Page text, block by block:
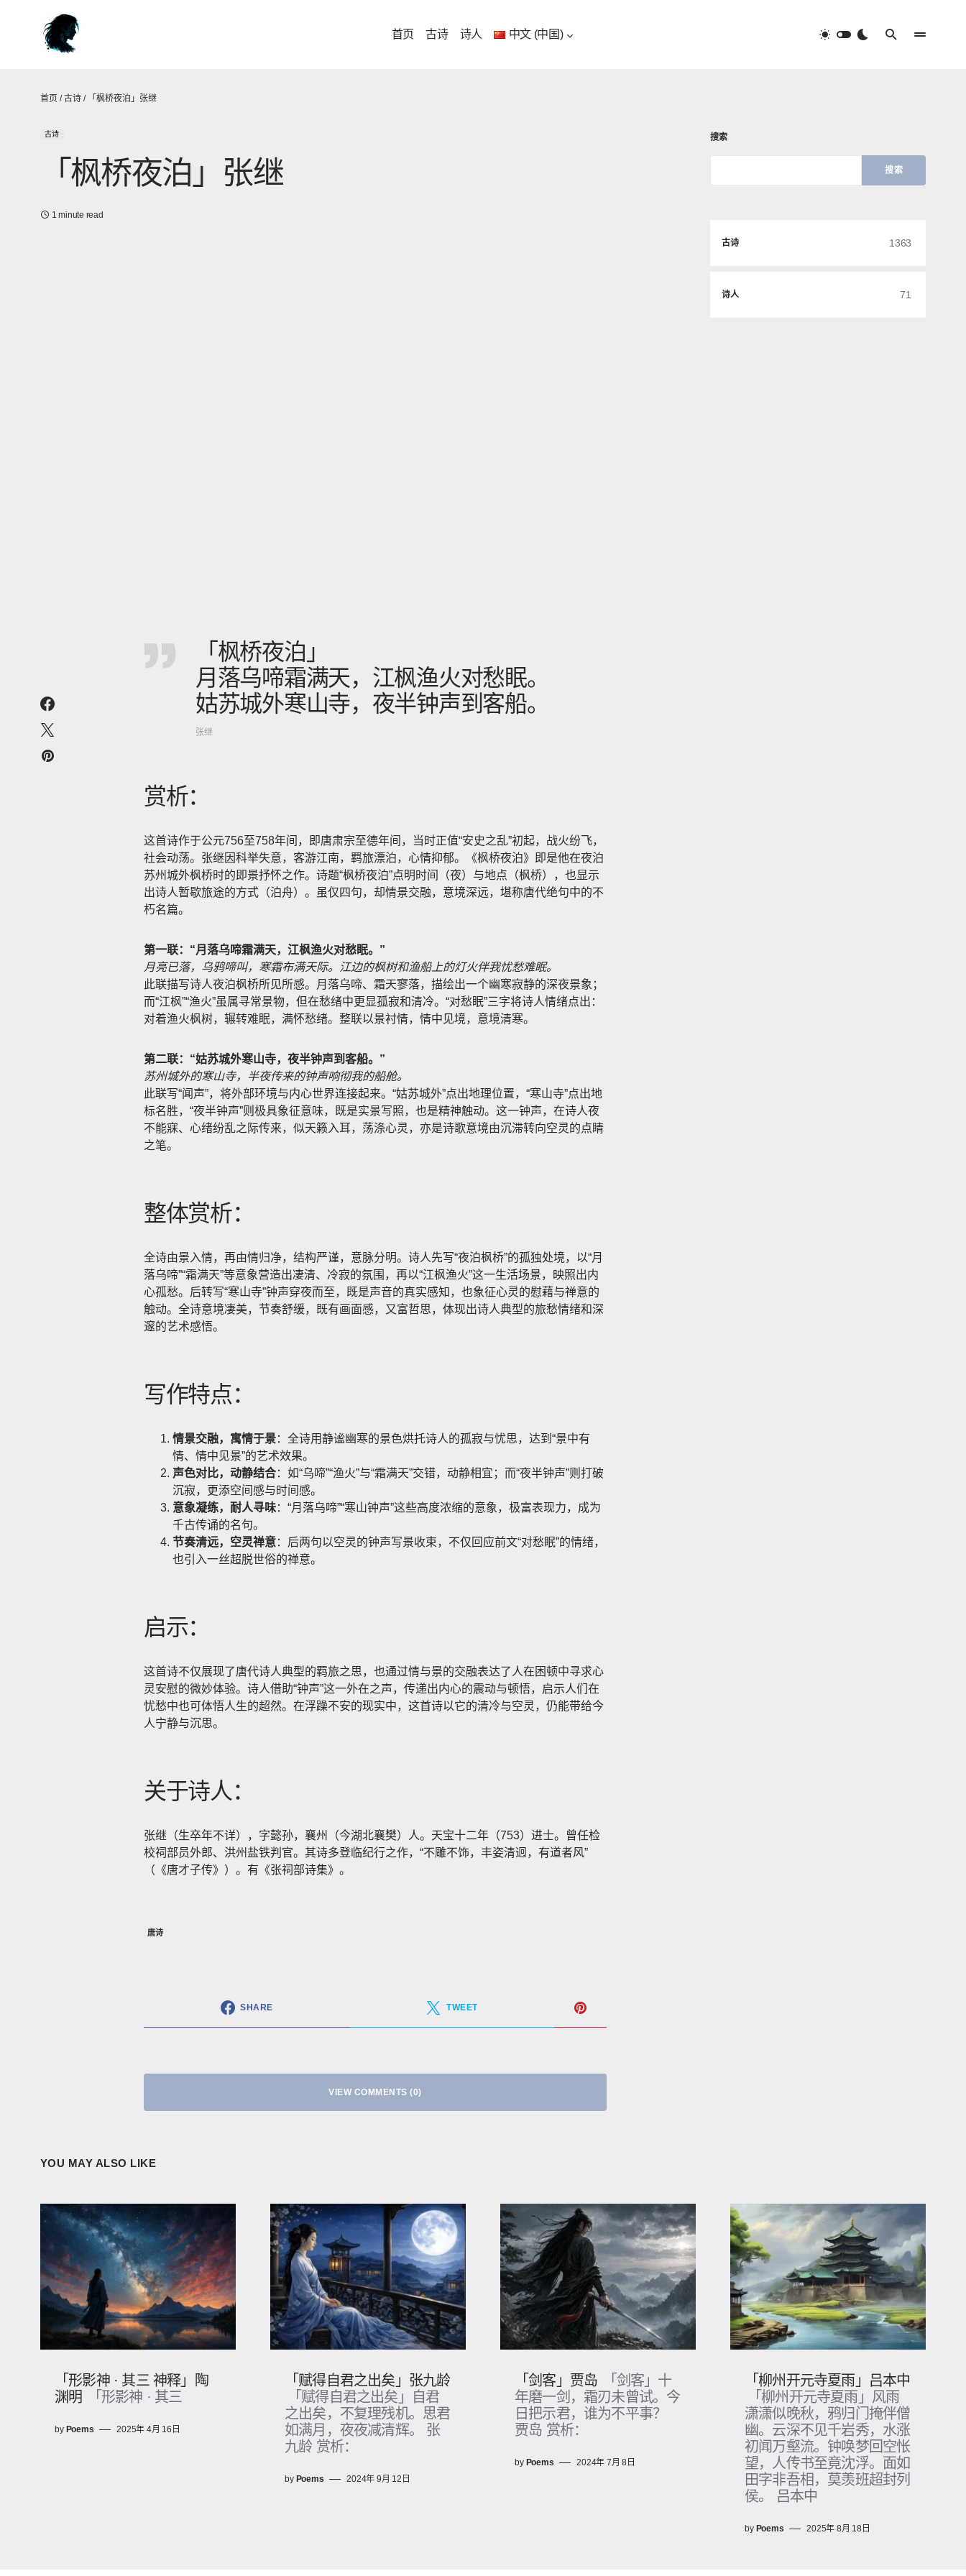
首页 古诗 诗人 中文 (中国)
首页 /古诗 / 「枫桥夜泊」张继
古诗
「枫桥夜泊」张继
1 minute read
「枫桥夜泊」
月落乌啼霜满天，江枫渔火对愁眠。
姑苏城外寒山寺，夜半钟声到客船。
张继
赏析：
这首诗作于公元756至758年间，即唐肃宗至德年间，当时正值“安史之乱”初起，战火纷飞，
社会动荡。张继因科举失意，客游江南，羁旅漂泊，心情抑郁。《枫桥夜泊》即是他在夜泊
苏州城外枫桥时的即景抒怀之作。诗题“枫桥夜泊”点明时间（夜）与地点（枫桥），也显示
出诗人暂歇旅途的方式（泊舟）。虽仅四句，却情景交融，意境深远，堪称唐代绝句中的不
朽名篇。
第一联：“月落乌啼霜满天，江枫渔火对愁眠。”
月亮已落，乌鸦啼叫，寒霜布满天际。江边的枫树和渔船上的灯火伴我忧愁难眠。
此联描写诗人夜泊枫桥所见所感。月落乌啼、霜天寥落，描绘出一个幽寒寂静的深夜景象；
而“江枫”“渔火”虽属寻常景物，但在愁绪中更显孤寂和清冷。“对愁眠”三字将诗人情绪点出：
对着渔火枫树，辗转难眠，满怀愁绪。整联以景衬情，情中见境，意境清寒。
第二联：“姑苏城外寒山寺，夜半钟声到客船。”
苏州城外的寒山寺，半夜传来的钟声响彻我的船舱。
此联写“闻声”，将外部环境与内心世界连接起来。“姑苏城外”点出地理位置，“寒山寺”点出地
标名胜，“夜半钟声”则极具象征意味，既是实景写照，也是精神触动。这一钟声，在诗人夜
不能寐、心绪纷乱之际传来，似天籁入耳，荡涤心灵，亦是诗歌意境由沉滞转向空灵的点睛
之笔。
整体赏析：
全诗由景入情，再由情归净，结构严谨，意脉分明。诗人先写“夜泊枫桥”的孤独处境，以“月
落乌啼”“霜满天”等意象营造出凄清、冷寂的氛围，再以“江枫渔火”这一生活场景，映照出内
心孤愁。后转写“寒山寺”钟声穿夜而至，既是声音的真实感知，也象征心灵的慰藉与禅意的
触动。全诗意境凄美，节奏舒缓，既有画面感，又富哲思，体现出诗人典型的旅愁情绪和深
邃的艺术感悟。
写作特点：
情景交融，寓情于景：全诗用静谧幽寒的景色烘托诗人的孤寂与忧思，达到“景中有
情、情中见景”的艺术效果。
声色对比，动静结合：如“乌啼”“渔火”与“霜满天”交错，动静相宜；而“夜半钟声”则打破
沉寂，更添空间感与时间感。
意象凝练，耐人寻味：“月落乌啼”“寒山钟声”这些高度浓缩的意象，极富表现力，成为
千古传诵的名句。
节奏清远，空灵禅意：后两句以空灵的钟声写景收束，不仅回应前文“对愁眠”的情绪，
也引入一丝超脱世俗的禅意。
启示：
这首诗不仅展现了唐代诗人典型的羁旅之思，也通过情与景的交融表达了人在困顿中寻求心
灵安慰的微妙体验。诗人借助“钟声”这一外在之声，传递出内心的震动与顿悟，启示人们在
忧愁中也可体悟人生的超然。在浮躁不安的现实中，这首诗以它的清冷与空灵，仍能带给今
人宁静与沉思。
关于诗人：
张继（生卒年不详），字懿孙，襄州（今湖北襄樊）人。天宝十二年（753）进士。曾任检
校祠部员外郎、洪州盐铁判官。其诗多登临纪行之作，“不雕不饰，丰姿清迥，有道者风”
（《唐才子传》）。有《张祠部诗集》。
唐诗
SHARE TWEET
VIEW COMMENTS (0)
搜索
搜索
古诗 1363
诗人 71
YOU MAY ALSO LIKE
「形影神 · 其三 神释」陶
渊明
「形影神 · 其三
by Poems 2025年 4月 16日
「赋得自君之出矣」张九龄
「赋得自君之出矣」自君
之出矣，不复理残机。思君
如满月，夜夜减清辉。 张
九龄 赏析：
by Poems 2024年 9月 12日
「剑客」贾岛
「剑客」十
年磨一剑，霜刃未曾试。今
日把示君，谁为不平事？
贾岛 赏析：
by Poems 2024年 7月 8日
「柳州开元寺夏雨」吕本中
「柳州开元寺夏雨」风雨
潇潇似晚秋，鸦归门掩伴僧
幽。云深不见千岩秀，水涨
初闻万壑流。钟唤梦回空怅
望，人传书至竟沈浮。面如
田字非吾相，莫羡班超封列
侯。 吕本中
by Poems 2025年 8月 18日